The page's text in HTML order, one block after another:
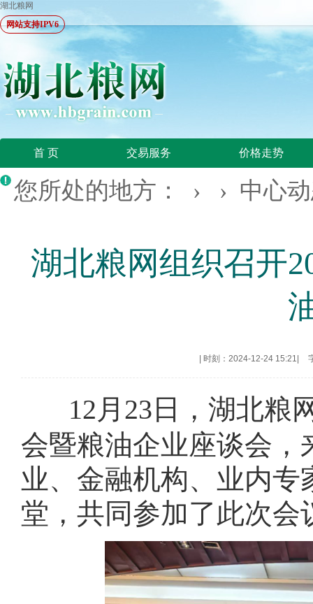
湖北粮网
网站支持IPV6
首 页 交易服务 价格走势
您所处的地方： › › 中心
湖北粮网组织召开
时刻：2024-12-24 15:21
12月23日，湖北粮
会暨粮油企业座谈会
业、金融机构、业内专
堂，共同参加了此次会